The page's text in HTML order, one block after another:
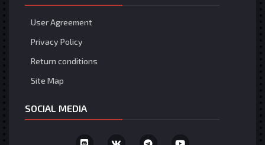
User Agreement
Privacy Policy
Return conditions
Site Map
SOCIAL MEDIA